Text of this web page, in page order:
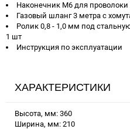
Наконечник М6 для проволоки
Газовый шланг 3 метра с
Ролик 0,8 - 1,0 мм под
1 шт
Инструкция по эксплуатации
ХАРАКТЕРИСТИКИ
Высота, мм: 360
Ширина, мм: 210